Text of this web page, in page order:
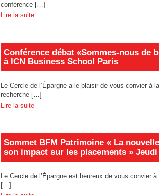
conférence […]
Lire la suite
Conférence débat «Sommes-nous de
à ICN Business School Paris
Le Cercle de l’Épargne a le plaisir de vous convier à
recherche […]
Lire la suite
Sommet BFM Patrimoine « La
son impact sur les placements »
Le Cercle de l’Épargne est heureux de vous
[…]